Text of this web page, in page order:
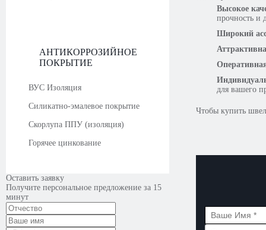
АНТИКОРРОЗИЙНОЕ
ПОКРЫТИЕ
ВУС Изоляция
Силикатно-эмалевое покрытие
Скорлупа ППУ (изоляция)
Горячее цинкование
Оставить заявку
Получите персональное предложение за 15
минут
Высокое
прочность и
Широкий
для вашего
Чтобы купить